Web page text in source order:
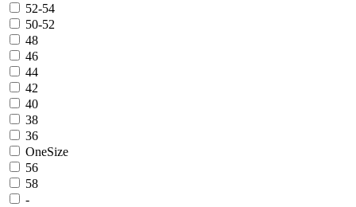
52-54
50-52
48
46
44
42
40
38
36
OneSize
56
58
-